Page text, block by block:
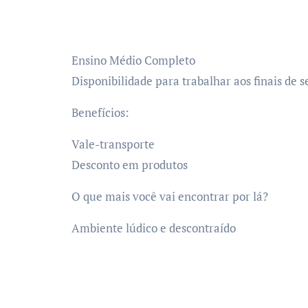
Ensino Médio Completo
Disponibilidade para trabalhar aos finais de
Benefícios:
Vale-transporte
Desconto em produtos
O que mais você vai encontrar por lá?
Ambiente lúdico e descontraído